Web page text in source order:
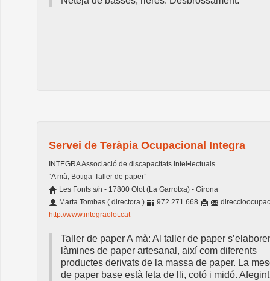
Servei de Teràpia Ocupacional Integra
INTEGRA Associació de discapacitats Intel•lectuals
“A mà, Botiga-Taller de paper”
Les Fonts s/n - 17800 Olot (La Garrotxa) - Girona
Marta Tombas ( directora )
972 271 668
http://www.integraolot.cat
Taller de paper A mà: Al taller de paper
làmines de paper artesanal, així com diferents
productes derivats de la massa de paper. La
de paper base està feta de lli, cotó i midó.